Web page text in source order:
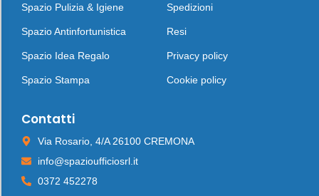
Spazio Pulizia & Igiene
Spazio Antinfortunistica
Spazio Idea Regalo
Spazio Stampa
Spedizioni
Resi
Privacy policy
Cookie policy
Contatti
Via Rosario, 4/A 26100 CREMONA
info@spazioufficiosrl.it
0372 452278